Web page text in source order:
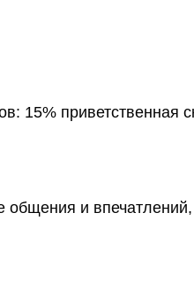
15% приветственная
общения и